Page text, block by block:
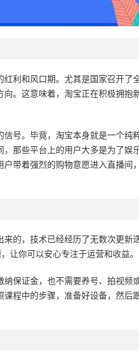
利和风口期。尤其是国家召开了
。这意味着，淘宝正在积极拥抱
号。毕竟，淘宝本身就是一个纯
那些平台上的用户大多是为了娱
带着强烈的购物意愿进入直播间
的，技术已经经历了无数次更新
让你可以安心专注于运营和收益。
保证金，也不需要养号、拍视频
程中的步骤，准备好设备，然后